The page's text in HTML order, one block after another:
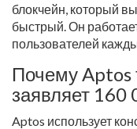
блокчейн, который
быстрый. Он
пользователей
Почему Aptos
заявляет 160
Aptos использует